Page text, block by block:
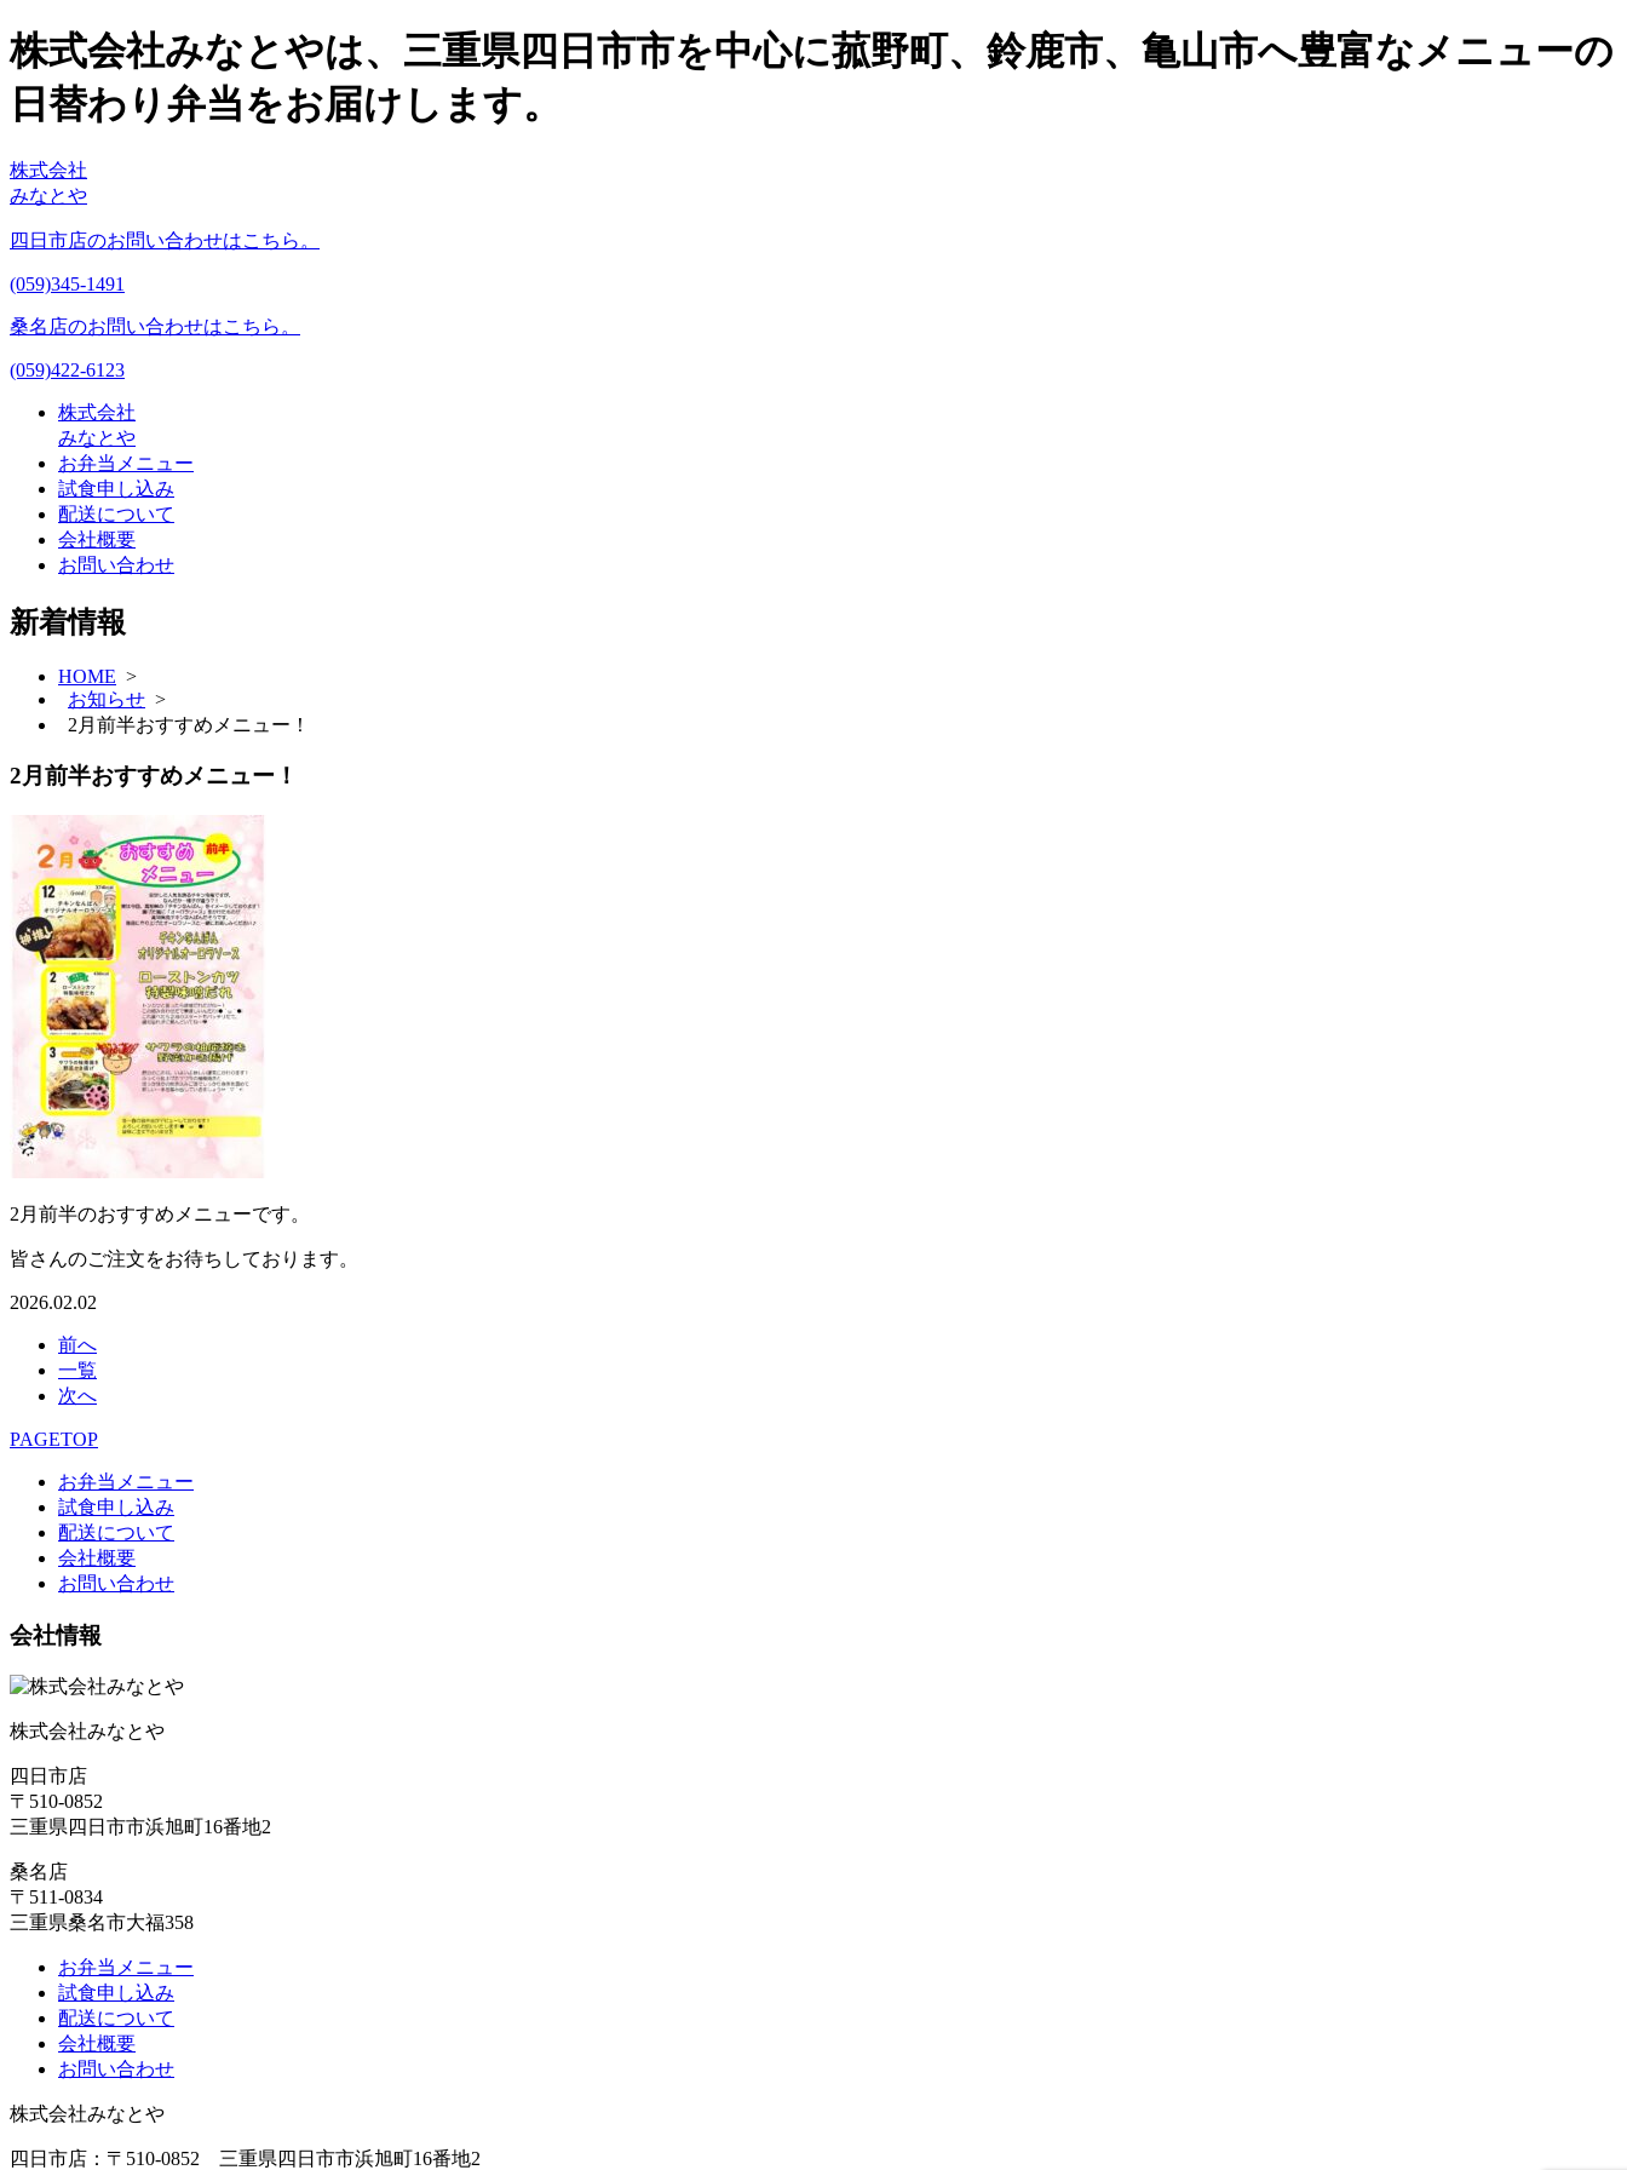
株式会社みなとやは、三重県四日市市を中心に菰野町、鈴鹿市、亀山市へ豊富なメニューの
日替わり弁当をお届けします。
株式会社
みなとや
四日市店のお問い合わせはこちら。
(059)345-1491
桑名店のお問い合わせはこちら。
(059)422-6123
株式会社
みなとや
お弁当メニュー
試食申し込み
配送について
会社概要
お問い合わせ
新着情報
HOME >
お知らせ >
2月前半おすすめメニュー！
2月前半おすすめメニュー！
2月前半のおすすめメニューです。
皆さんのご注文をお待ちしております。
2026.02.02
前へ
一覧
次へ
PAGETOP
お弁当メニュー
試食申し込み
配送について
会社概要
お問い合わせ
会社情報
株式会社みなとや
四日市店
〒510-0852
三重県四日市市浜旭町16番地2
桑名店
〒511-0834
三重県桑名市大福358
お弁当メニュー
試食申し込み
配送について
会社概要
お問い合わせ
株式会社みなとや
四日市店：〒510-0852 三重県四日市市浜旭町16番地2